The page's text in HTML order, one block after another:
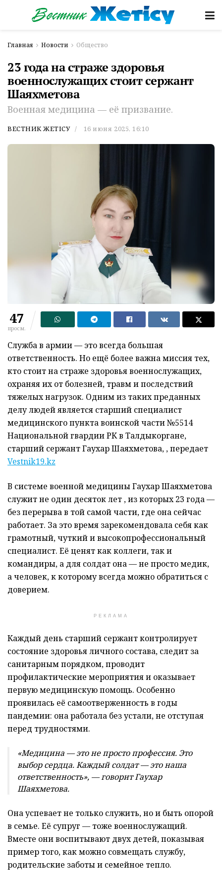
Главная Новости Общество
23 года на страже здоровья
военнослужащих стоит сержант
Шаяхметова
Военная медицина — её призвание.
ВЕСТНИК ЖЕТІСУ 16 июня 2025, 16:10
47
просм.
Служба в армии — это всегда большая
ответственность. Но ещё более важна миссия тех,
кто стоит на страже здоровья военнослужащих,
охраняя их от болезней, травм и последствий
тяжелых нагрузок. Одним из таких преданных
делу людей является старший специалист
медицинского пункта воинской части №5514
Национальной гвардии РК в Талдыкоргане,
старший сержант Гаухар Шаяхметова, , передает
Vestnik19.kz
В системе военной медицины Гаухар Шаяхметова
служит не один десяток лет , из которых 23 года —
без перерыва в той самой части, где она сейчас
работает. За это время зарекомендовала себя как
грамотный, чуткий и высокопрофессиональный
специалист. Её ценят как коллеги, так и
командиры, а для солдат она — не просто медик,
а человек, к которому всегда можно обратиться с
доверием.
РЕКЛАМА
Каждый день старший сержант контролирует
состояние здоровья личного состава, следит за
санитарным порядком, проводит
профилактические мероприятия и оказывает
первую медицинскую помощь. Особенно
проявилась её самоотверженность в годы
пандемии: она работала без устали, не отступая
перед трудностями.
«Медицина — это не просто профессия. Это
выбор сердца. Каждый солдат — это наша
ответственность», — говорит Гаухар
Шаяхметова.
Она успевает не только служить, но и быть опорой
в семье. Её супруг — тоже военнослужащий.
Вместе они воспитывают двух детей, показывая
пример того, как можно совмещать службу,
родительские заботы и семейное тепло.